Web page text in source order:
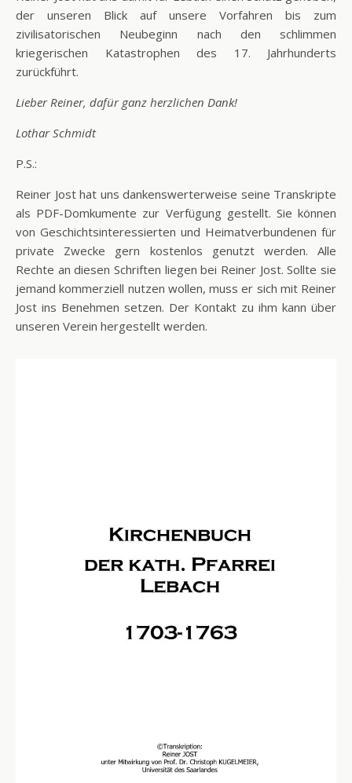
der unseren Blick auf unsere Vorfahren bis zum
zivilisatorischen Neubeginn nach den schlimmen
kriegerischen Katastrophen des 17. Jahrhunderts
zurückführt.
Lieber Reiner, dafür ganz herzlichen Dank!
Lothar Schmidt
P.S.:
Reiner Jost hat uns dankenswerterweise seine Transkripte
als PDF-Domkumente zur Verfügung gestellt. Sie können
von Geschichtsinteressierten und Heimatverbundenen für
private Zwecke gern kostenlos genutzt werden. Alle
Rechte an diesen Schriften liegen bei Reiner Jost. Sollte sie
jemand kommerziell nutzen wollen, muss er sich mit Reiner
Jost ins Benehmen setzen. Der Kontakt zu ihm kann über
unseren Verein hergestellt werden.